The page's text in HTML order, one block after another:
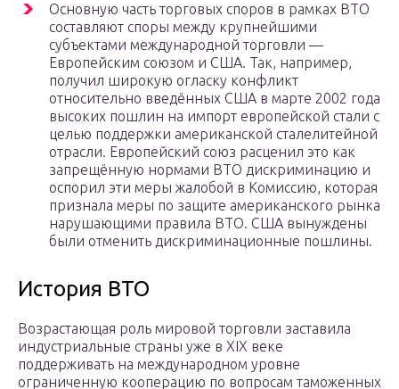
Основную часть торговых споров в рамках ВТО
составляют споры между крупнейшими
субъектами международной торговли —
Европейским союзом и США. Так, например,
получил широкую огласку конфликт
относительно введённых США в марте 2002 года
высоких пошлин на импорт европейской стали с
целью поддержки американской сталелитейной
отрасли. Европейский союз расценил это как
запрещённую нормами ВТО дискриминацию и
оспорил эти меры жалобой в Комиссию, которая
признала меры по защите американского рынка
нарушающими правила ВТО. США вынуждены
были отменить дискриминационные пошлины.
История ВТО
Возрастающая роль мировой торговли заставила
индустриальные страны уже в XIX веке
поддерживать на международном уровне
ограниченную кооперацию по вопросам таможенных